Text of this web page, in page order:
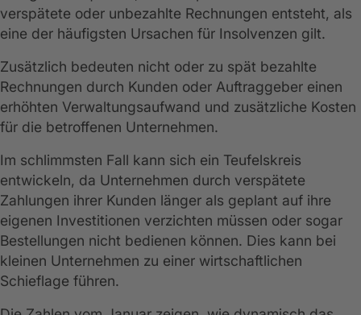
verspätete oder unbezahlte Rechnungen entsteht, als
eine der häufigsten Ursachen für Insolvenzen gilt.
Zusätzlich bedeuten nicht oder zu spät bezahlte
Rechnungen durch Kunden oder Auftraggeber einen
erhöhten Verwaltungsaufwand und zusätzliche Kosten
für die betroffenen Unternehmen.
Im schlimmsten Fall kann sich ein Teufelskreis
entwickeln, da Unternehmen durch verspätete
Zahlungen ihrer Kunden länger als geplant auf ihre
eigenen Investitionen verzichten müssen oder sogar
Bestellungen nicht bedienen können. Dies kann bei
kleinen Unternehmen zu einer wirtschaftlichen
Schieflage führen.